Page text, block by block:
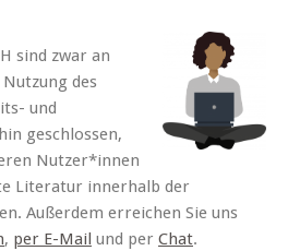
sind zwar an
des
und
geschlossen,
Nutzer*innen
Literatur innerhalb der
Außerdem erreichen Sie uns
, per E-Mail und per Chat.